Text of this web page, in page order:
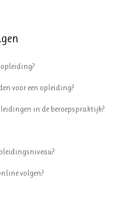
voor een opleiding?
in de beroepspraktijk?
volgen?